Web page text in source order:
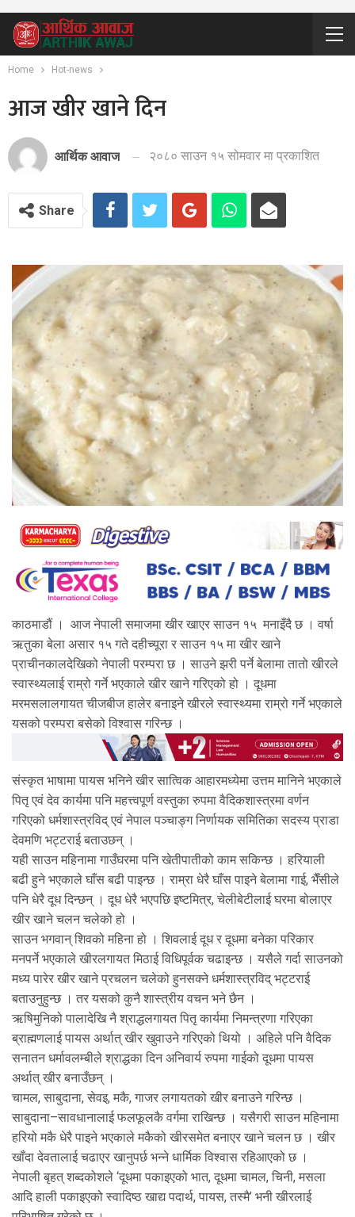
Home Hot-news
आज खीर खाने दिन
आर्थिक आवाज २०८० साउन १५ सोमवार मा प्रकाशित
Share
काठमाडौं । आज नेपाली समाजमा खीर खाएर साउन १५ मनाइँदै छ । वर्षा
ऋतुका बेला असार १५ गते दहीच्यूरा र साउन १५ मा खीर खाने
प्राचीनकालदेखिको नेपाली परम्परा छ । साउने झरी पर्ने बेलामा तातो खीरले
स्वास्थ्यलाई राम्रो गर्ने भएकाले खीर खाने गरिएको हो । दूधमा
मरमसलालगायत चीजबीज हालेर बनाइने खीरले स्वास्थ्यमा राम्रो गर्ने भएकाले
यसको परम्परा बसेको विश्वास गरिन्छ ।
संस्कृत भाषामा पायस भनिने खीर सात्विक आहारमध्येमा उत्तम मानिने भएकाले
पितृ एवं देव कार्यमा पनि महत्त्वपूर्ण वस्तुका रुपमा वैदिकशास्त्रमा वर्णन
गरिएको धर्मशास्त्रविद् एवं नेपाल पञ्चाङ्ग निर्णायक समितिका सदस्य प्राडा
देवमणि भट्टराई बताउछन् ।
यही साउन महिनामा गाउँघरमा पनि खेतीपातीको काम सकिन्छ । हरियाली
बढी हुने भएकाले घाँस बढी पाइन्छ । राम्रा धेरै घाँस पाइने बेलामा गाई, भैँसीले
पनि धेरै दूध दिन्छन् । दूध धेरै भएपछि इष्टमित्र, चेलीबेटीलाई घरमा बोलाएर
खीर खाने चलन चलेको हो ।
साउन भगवान् शिवको महिना हो । शिवलाई दूध र दूधमा बनेका परिकार
मनपर्ने भएकाले खीरलगायत मिठाई विधिपूर्वक चढाइन्छ । यसैले गर्दा साउनको
मध्य पारेर खीर खाने प्रचलन चलेको हुनसक्ने धर्मशास्त्रविद् भट्टराई
बताउनुहुन्छ । तर यसको कुनै शास्त्रीय वचन भने छैन ।
ऋषिमुनिको पालादेखि नै श्राद्धलगायत पितृ कार्यमा निमन्त्रणा गरिएका
ब्राह्मणलाई पायस अर्थात् खीर खुवाउने गरिएको थियो । अहिले पनि वैदिक
सनातन धर्मावलम्बीले श्राद्धका दिन अनिवार्य रुपमा गाईको दूधमा पायस
अर्थात् खीर बनाउँछन् ।
चामल, साबुदाना, सेवइ, मकै, गाजर लगायतको खीर बनाउने गरिन्छ ।
साबुदाना–सावधानालाई फलफूलकै वर्गमा राखिन्छ । यसैगरी साउन महिनामा
हरियो मकै धेरै पाइने भएकाले मकैको खीरसमेत बनाएर खाने चलन छ । खीर
खाँदा देवतालाई चढाएर खानुपर्छ भन्ने धार्मिक विश्वास रहिआएको छ ।
नेपाली बृहत् शब्दकोशले ‘दूधमा पकाइएको भात, दूधमा चामल, चिनी, मसला
आदि हाली पकाइएको स्वादिष्ठ खाद्य पदार्थ, पायस, तस्मै’ भनी खीरलाई